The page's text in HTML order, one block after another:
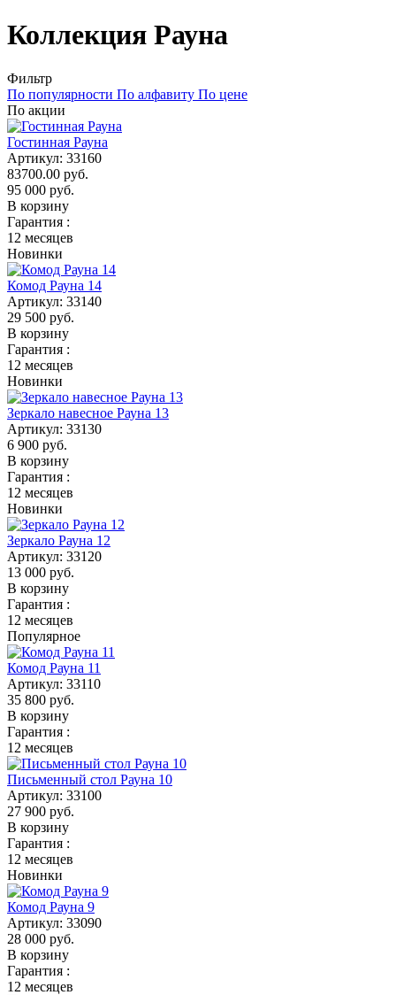
Коллекция Рауна
Фильтр
По популярности По алфавиту По цене
По акции
Гостинная Рауна
Артикул: 33160
83700.00 руб.
95 000 руб.
В корзину
Гарантия :
12 месяцев
Новинки
Комод Рауна 14
Артикул: 33140
29 500 руб.
В корзину
Гарантия :
12 месяцев
Новинки
Зеркало навесное Рауна 13
Артикул: 33130
6 900 руб.
В корзину
Гарантия :
12 месяцев
Новинки
Зеркало Рауна 12
Артикул: 33120
13 000 руб.
В корзину
Гарантия :
12 месяцев
Популярное
Комод Рауна 11
Артикул: 33110
35 800 руб.
В корзину
Гарантия :
12 месяцев
Письменный стол Рауна 10
Артикул: 33100
27 900 руб.
В корзину
Гарантия :
12 месяцев
Новинки
Комод Рауна 9
Артикул: 33090
28 000 руб.
В корзину
Гарантия :
12 месяцев